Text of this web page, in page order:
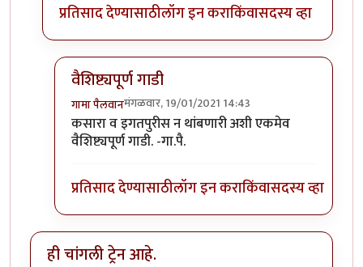
प्रतिसाद देण्यासाठीलॉग इन कराकिंवासदस्य व्हा
वैशिष्ट्यपूर्ण गाडी
गामा पैलवानमंगळवार, 19/01/2021 14:43
In reply toहि राजधानी गेली २ वर्षे चालूby
कसारा व इगतपुरीस न थांबणारी अशी एकमेव
वैशिष्ट्यपूर्ण गाडी. -गा.पै.
प्रतिसाद देण्यासाठीलॉग इन कराकिंवासदस्य व्हा
ही चांगली ट्रेन आहे.